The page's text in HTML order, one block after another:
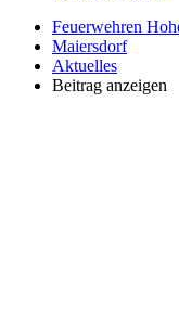
Feuerwehren
Maiersdorf
Aktuelles
Beitrag anzeigen